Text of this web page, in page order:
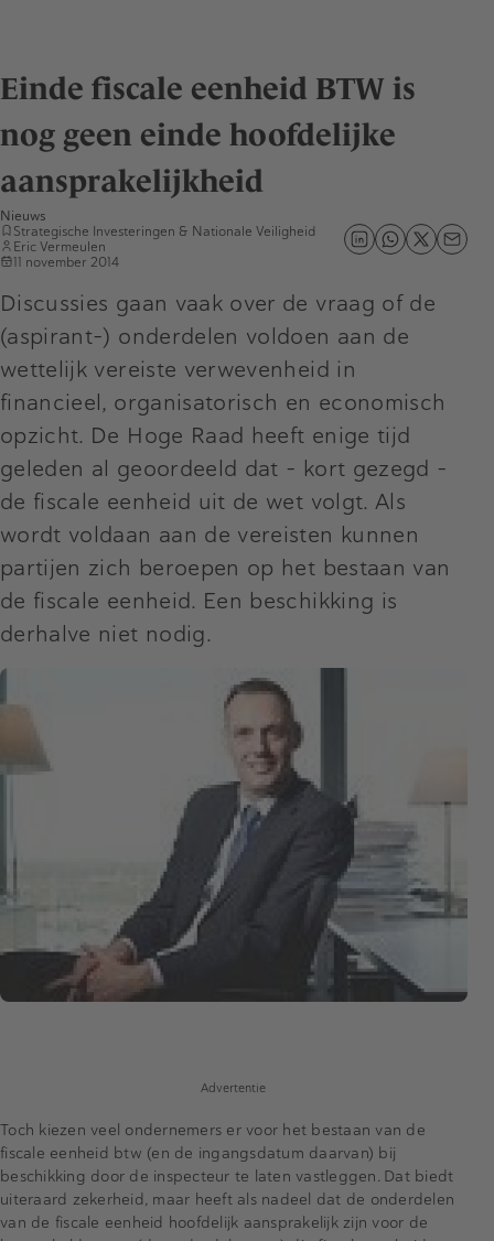
Einde fiscale eenheid BTW is
nog geen einde hoofdelijke
aansprakelijkheid
Nieuws
Strategische Investeringen & Nationale Veiligheid
Eric Vermeulen
11 november 2014
Discussies gaan vaak over de vraag of de
(aspirant-) onderdelen voldoen aan de
wettelijk vereiste verwevenheid in
financieel, organisatorisch en economisch
opzicht. De Hoge Raad heeft enige tijd
geleden al geoordeeld dat – kort gezegd –
de fiscale eenheid uit de wet volgt. Als
wordt voldaan aan de vereisten kunnen
partijen zich beroepen op het bestaan van
de fiscale eenheid. Een beschikking is
derhalve niet nodig.
Advertentie
Toch kiezen veel ondernemers er voor het bestaan van de
fiscale eenheid btw (en de ingangsdatum daarvan) bij
beschikking door de inspecteur te laten vastleggen. Dat biedt
uiteraard zekerheid, maar heeft als nadeel dat de onderdelen
van de fiscale eenheid hoofdelijk aansprakelijk zijn voor de